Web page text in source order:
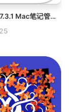
FSNotes v7.3.1 Mac笔记管理器小软件破解版